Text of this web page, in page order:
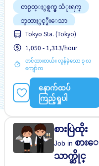
တစ္ပတ္ႏွစ္ရက္မွ သံုးရက္
ဘူတာႏွင့္နီးေသာ
လမ္းစရိတ္ေပးသည္
အလုပ္ခ်ိန္နည္းေသာ
Tokyo Sta. (Tokyo)
1,050 - 1,313/hour
တင်ထားတယ်။ လွန်ခဲ့သော ၃ လ
ကျော်က
နောက်ထပ်
ကြည့်ရှုပါ
စားပြဲထိုး
Job in စားေ
သာက္ဆိုင္